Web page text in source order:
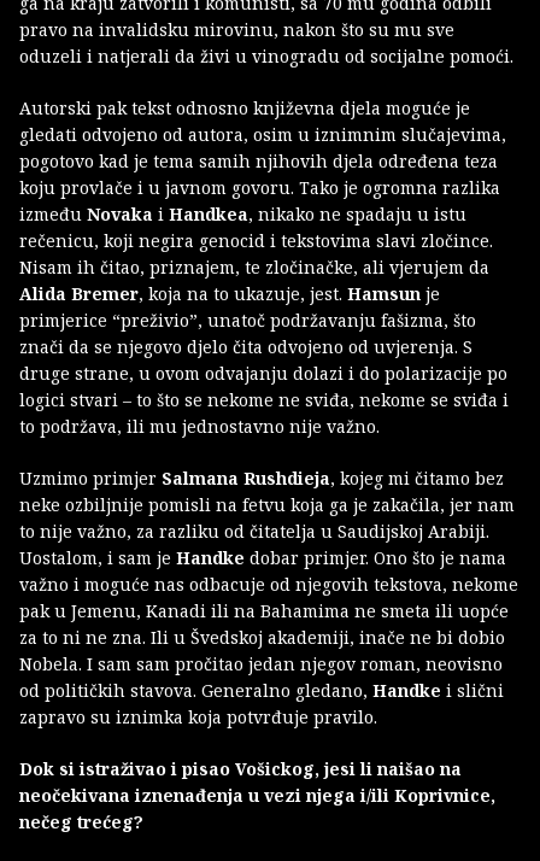
pravo na invalidsku mirovinu, nakon što su mu sve
oduzeli i natjerali da živi u vinogradu od socijalne pomoći.
Autorski pak tekst odnosno književna djela moguće je
gledati odvojeno od autora, osim u iznimnim slučajevima,
pogotovo kad je tema samih njihovih djela određena teza
koju provlače i u javnom govoru. Tako je ogromna razlika
između Novaka i Handkea, nikako ne spadaju u istu
rečenicu, koji negira genocid i tekstovima slavi zločince.
Nisam ih čitao, priznajem, te zločinačke, ali vjerujem da
Alida Bremer, koja na to ukazuje, jest. Hamsun je
primjerice “preživio”, unatoč podržavanju fašizma, što
znači da se njegovo djelo čita odvojeno od uvjerenja. S
druge strane, u ovom odvajanju dolazi i do polarizacije po
logici stvari – to što se nekome ne sviđa, nekome se sviđa i
to podržava, ili mu jednostavno nije važno.
Uzmimo primjer Salmana Rushdieja, kojeg mi čitamo bez
neke ozbiljnije pomisli na fetvu koja ga je zakačila, jer nam
to nije važno, za razliku od čitatelja u Saudijskoj Arabiji.
Uostalom, i sam je Handke dobar primjer. Ono što je nama
važno i moguće nas odbacuje od njegovih tekstova, nekome
pak u Jemenu, Kanadi ili na Bahamima ne smeta ili uopće
za to ni ne zna. Ili u Švedskoj akademiji, inače ne bi dobio
Nobela. I sam sam pročitao jedan njegov roman, neovisno
od političkih stavova. Generalno gledano, Handke i slični
zapravo su iznimka koja potvrđuje pravilo.
Dok si istraživao i pisao Vošickog, jesi li naišao na
neočekivana iznenađenja u vezi njega i/ili Koprivnice,
nečeg trećeg?